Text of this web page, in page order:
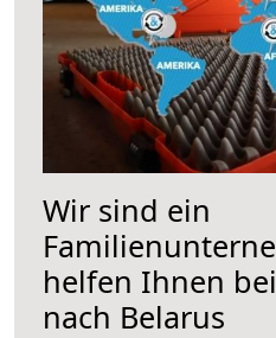
Wir sind ein
helfen Ihnen
nach Belarus